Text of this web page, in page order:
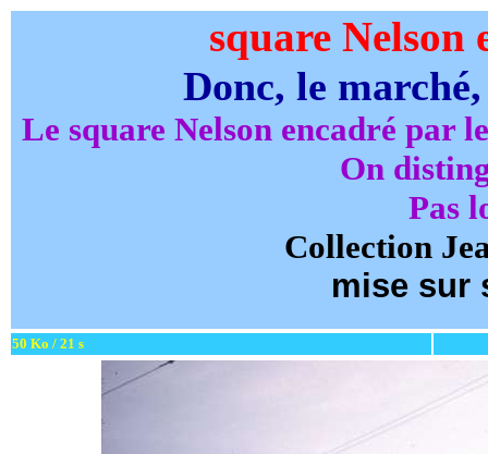
square Nelson
Donc, le
Le square Nelson encadré par
On
Pas
Collection
mise sur
50 Ko / 21 s